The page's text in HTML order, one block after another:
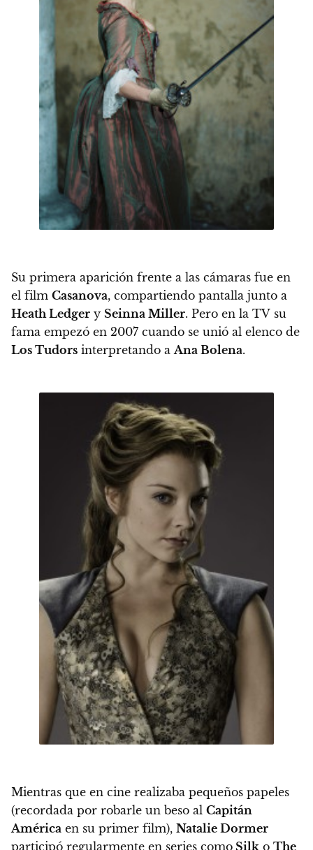
Su primera aparición frente a las cámaras fue en
el film Casanova, compartiendo pantalla junto a
Heath Ledger y Seinna Miller. Pero en la TV su
fama empezó en 2007 cuando se unió al elenco de
Los Tudors interpretando aAna Bolena.
Mientras que en cine realizaba pequeños papeles
(recordada por robarle un beso al Capitán
América en su primer film), Natalie Dormer
participó regularmente en series como Silk o The